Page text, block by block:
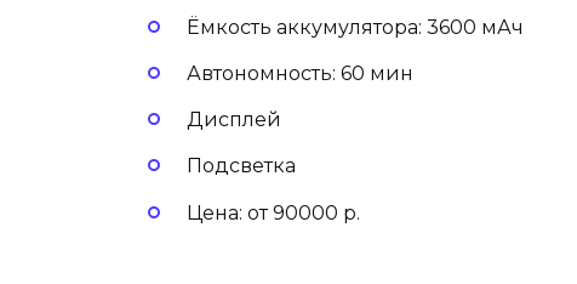
Ёмкость аккумулятора: 3600 мАч
Автономность: 60 мин
Дисплей
Подсветка
Цена: от 90000 р.